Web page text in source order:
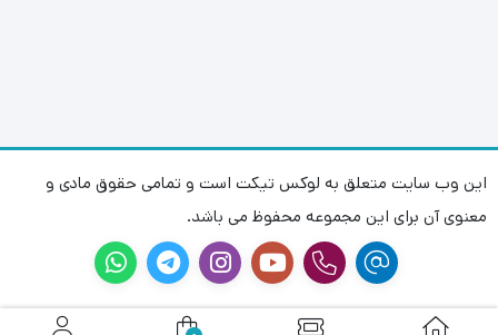
این وب سایت متعلق به لوکس تیکت است و تمامی حقوق مادی و
معنوی آن برای این مجموعه محفوظ می باشد.